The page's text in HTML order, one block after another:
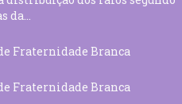
da...
Fraternidade Branca
Fraternidade Branca